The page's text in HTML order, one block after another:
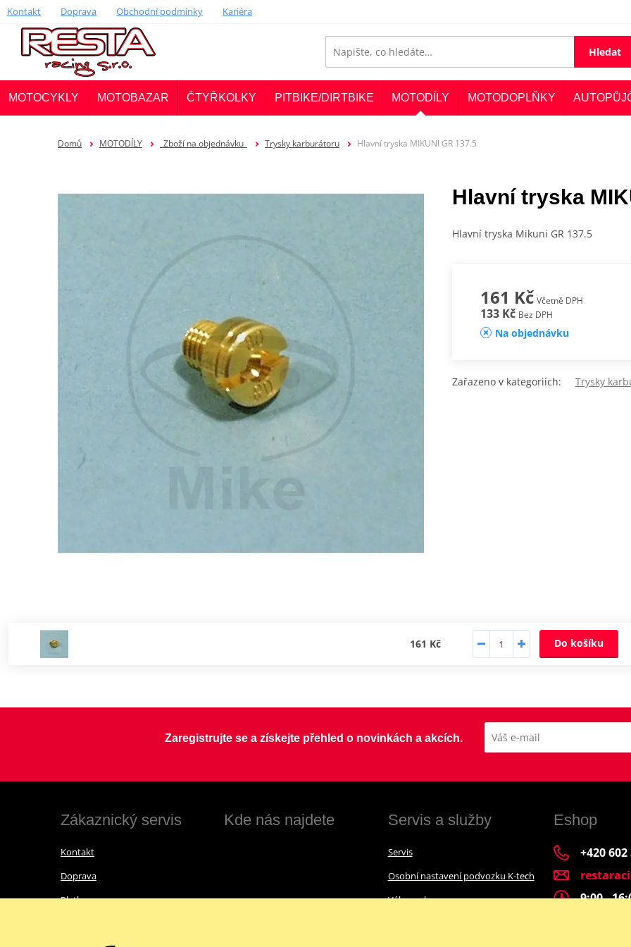
Kontakt Doprava Obchodní podmínky Kariéra
Hledat
MOTOCYKLY MOTOBAZAR ČTYŘKOLKY PITBIKE/DIRTBIKE MOTODÍLY MOTODOPLŇKY
Domů MOTODÍLY _Zboží na objednávku_ Trysky karburátoru Hlavní tryska MIKUNI GR 137.5
Hlavní tryska
Hlavní tryska Mikuni GR 137.5
161 Kč Včetně DPH
133 Kč Bez DPH
Na objednávku
Zařazeno v kategoriích: Trysky
161 Kč Do košíku
Zaregistrujte se a získejte přehled o novinkách a akcích.
Zákaznický servis
Kontakt
Doprava
Platba
Kde nás najdete Servis a služby
Servis
Osobní nastavení podvozku K-tech
Výkup a bazar
Eshop
+420 602
9:00 -